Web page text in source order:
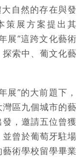
自然的存在與發
策展方案提出其
展”這跨文化藝術
索中、葡文化藝
展”的大前題下，
區九個城市的藝
，邀請五位曾獲
曾於葡萄牙駐場
術學校留學畢業